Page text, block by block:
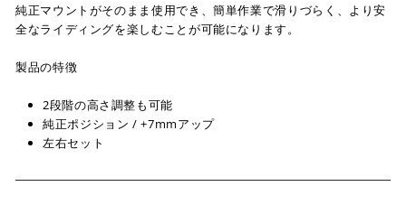
純正マウントがそのまま使用でき、簡単作業で滑りづらく、より安
全なライディングを楽しむことが可能になります。
製品の特徴
2段階の高さ調整も可能
純正ポジション / +7mmアップ
左右セット